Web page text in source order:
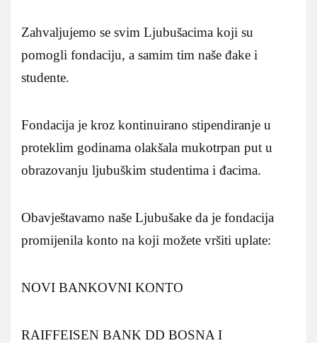
Zahvaljujemo se svim Ljubušacima koji su
pomogli fondaciju, a samim tim naše đake i
studente.
Fondacija je kroz kontinuirano stipendiranje u
proteklim godinama olakšala mukotrpan put u
obrazovanju ljubuškim studentima i đacima.
Obavještavamo naše Ljubušake da je fondacija
promijenila konto na koji možete vršiti uplate:
NOVI BANKOVNI KONTO
RAIFFEISEN BANK DD BOSNA I